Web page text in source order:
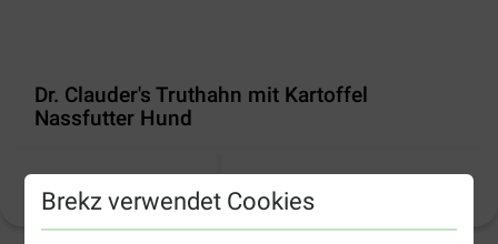
Brekz verwendet Cookies
Dr. Clauder's Truthahn mit Kartoffel
Nassfutter Hund